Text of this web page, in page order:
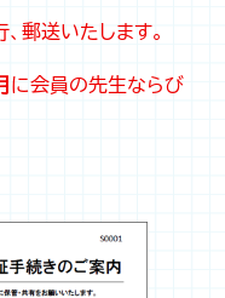
郵送いたします。
に会員の先生ならび